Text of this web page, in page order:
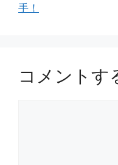
手！
コメントす